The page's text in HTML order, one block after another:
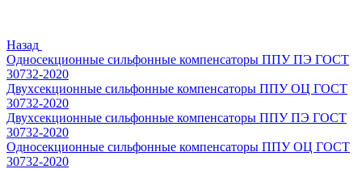
Назад
Односекционные сильфонные компенсаторы ППУ ПЭ ГОСТ
30732-2020
Двухсекционные сильфонные компенсаторы ППУ ОЦ ГОСТ
30732-2020
Двухсекционные сильфонные компенсаторы ППУ ПЭ ГОСТ
30732-2020
Односекционные сильфонные компенсаторы ППУ ОЦ ГОСТ
30732-2020